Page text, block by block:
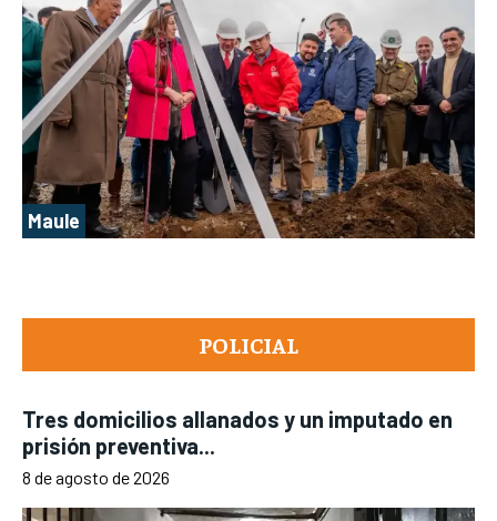
POLICIAL
Tres domicilios allanados y un imputado en
prisión preventiva...
8 de agosto de 2026
Maule